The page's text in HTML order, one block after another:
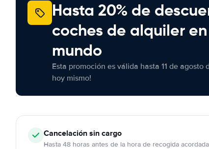
Hasta 20% de
coches de alquiler
mundo
Esta promoción es válida hasta 11 de agosto
hoy mismo!
Cancelaciónsin cargo
Hasta 48 horas antes de la hora de recogida acordada